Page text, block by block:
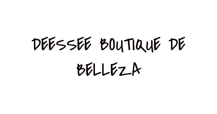
DEESSEE BOUTIQUE DE
BELLEZA